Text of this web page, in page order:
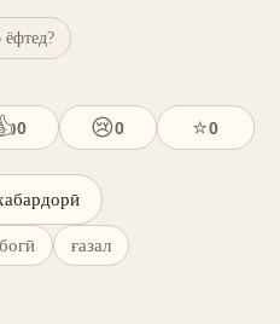
ёфтед?
0 😢0 ⭐0
ғазал